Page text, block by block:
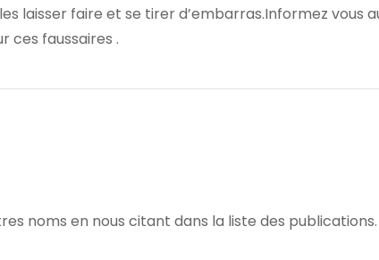
laisser faire et se tirer d’embarras.Informez vous
ces faussaires .
noms en nous citant dans la liste des